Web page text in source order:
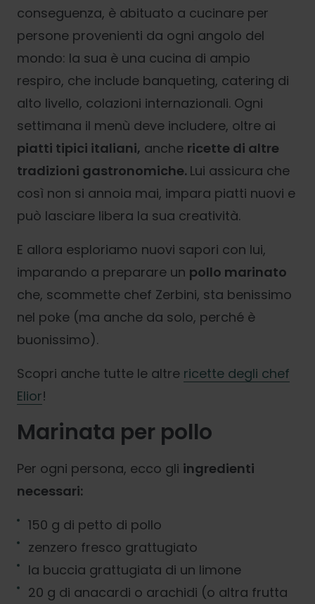
conseguenza, è abituato a cucinare per
persone provenienti da ogni angolo del
mondo: la sua è una cucina di ampio
respiro, che include banqueting, catering di
alto livello, colazioni internazionali. Ogni
settimana il menù deve includere, oltre ai
piatti tipici italiani, anche ricette di altre
tradizioni gastronomiche. Lui assicura che
così non si annoia mai, impara piatti nuovi e
può lasciare libera la sua creatività.
E allora esploriamo nuovi sapori con lui,
imparando a preparare un pollo marinato
che, scommette chef Zerbini, sta benissimo
nel poke (ma anche da solo, perché è
buonissimo).
Scopri anche tutte le altre ricette degli chef
Elior!
Marinata per pollo
Per ogni persona, ecco gli ingredienti
necessari:
150 g di petto di pollo
zenzero fresco grattugiato
la buccia grattugiata di un limone
20 g di anacardi o arachidi (o altra frutta